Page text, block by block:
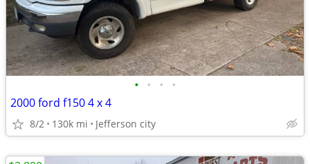
• • • •
2000 ford f150 4 x 4
8/2 130k mi Jefferson city